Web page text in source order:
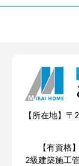
【所在地】
【有資格
2級建築施工